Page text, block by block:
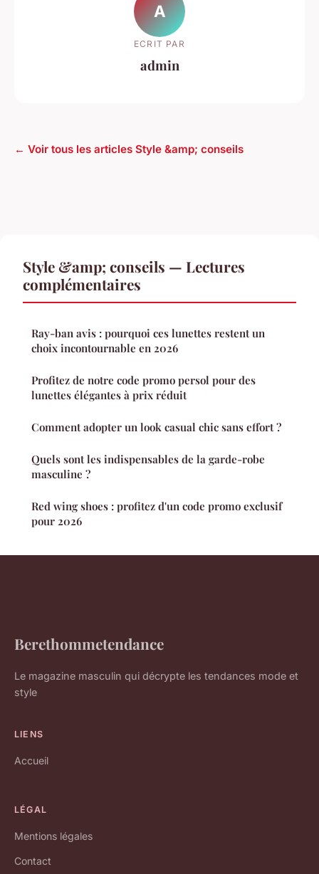
A
ECRIT PAR
admin
← Voir tous les articles Style &amp; conseils
Style &amp; conseils — Lectures
complémentaires
Ray-ban avis : pourquoi ces lunettes restent un
choix incontournable en 2026
Profitez de notre code promo persol pour des
lunettes élégantes à prix réduit
Comment adopter un look casual chic sans effort ?
Quels sont les indispensables de la garde-robe
masculine ?
Red wing shoes : profitez d'un code promo exclusif
pour 2026
Berethommetendance
Le magazine masculin qui décrypte les tendances mode et
style
LIENS
Accueil
LÉGAL
Mentions légales
Contact